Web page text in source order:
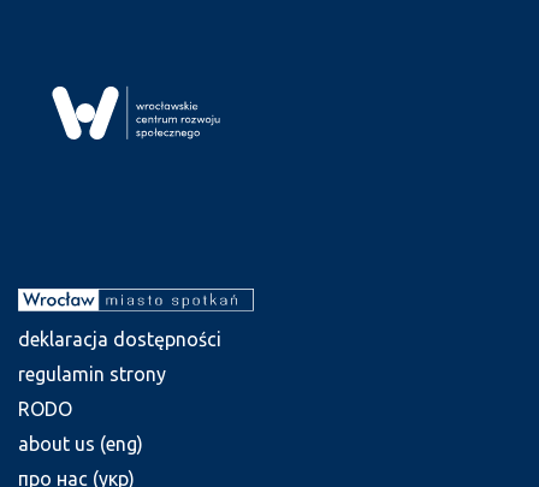
deklaracja dostępności
regulamin strony
RODO
about us (eng)
про нас (укр)